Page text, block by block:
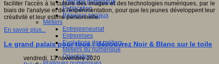
Littératie numérique
Publication
Réseaux sociaux
Métiers
Entrepreneuriat
Entreprises
Evolutions des métiers
Métiers du numérique
Orientation
faciliter l'accès à la culture des images et des technologies numériques, par le
biais de l'analyse et de l'expérimentation, pour que les jeunes développent leur
créativité et leur estime personnelle.
En savoir plus...
Le grand palais pour tous : découvrez Noir & Blanc sur le toile
vendredi, 13 novembre 2020